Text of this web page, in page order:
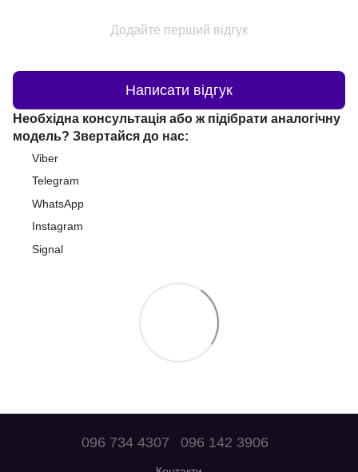
Додайте перший відгук
Написати відгук
Необхідна консультація або ж підібрати аналогічну
модель? Звертайся до нас:
Viber
Telegram
WhatsApp
Instagram
Signal
096 734 4307 096 142 3906